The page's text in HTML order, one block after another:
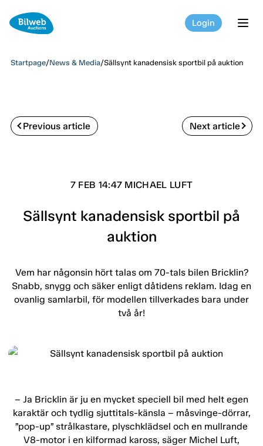
Login
Startpage/News & Media/Sällsynt kanadensisk sportbil på auktion
Previous article Next article
7 FEB 14:47 MICHAEL LUFT
Sällsynt kanadensisk sportbil på
auktion
Vem har någonsin hört talas om 70-tals bilen Bricklin?
Snabb, snygg och säker enligt dåtidens reklam. Idag en
ovanlig samlarbil, för modellen tillverkades bara under
två år!
– Ja Bricklin är ju en mycket speciell bil med helt egen
karaktär och tydlig sjuttitals-känsla – måsvinge-dörrar,
”pop-up” strålkastare, plyschklädsel och en mullrande
V8-motor i en kilformad kaross, säger Michel Luft,